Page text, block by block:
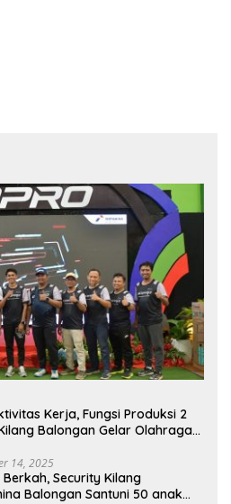
Kerja, Fungsi Produksi 2
Balongan Gelar Olahraga
14, 2025
Berkah, Security Kilang
Balongan Santuni 50 anak